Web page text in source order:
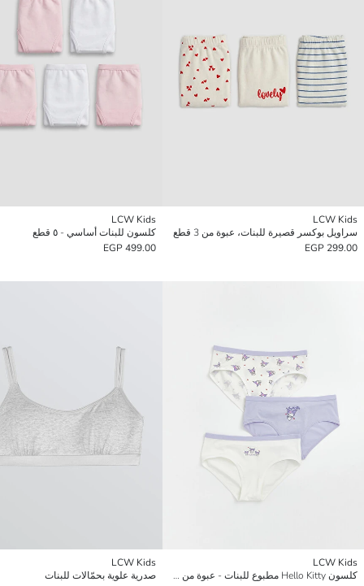
LCW Kids
سراويل بوكسر قصيرة للبنات، عبوة من 3 قطع
299.00 EGP
LCW Kids
كلسون للبنات أساسي - ٥ قطع
499.00 EGP
LCW Kids
كلسون Hello Kitty مطبوع للبنات - عبوة من 3 قطع
LCW Kids
صدرية علوية بحمّالات للبنات